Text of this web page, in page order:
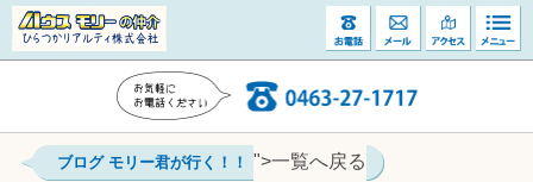
ブログ モリー君が行く！！ ">一覧へ戻る